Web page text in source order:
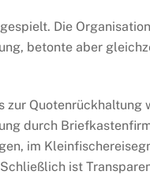
Die
betonte aber
zur
durch
im
ist